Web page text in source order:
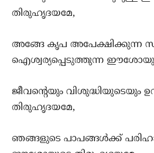
തിരുഹൃദയമേ,
അങ്ങേ കൃപ അപേക്ഷിക്കുന്ന
ഐശ്വര്യപ്പെടുത്തുന്ന
ജീവന്റെയും
തിരുഹൃദയമേ,
ഞങ്ങളുടെ പാപങ്ങള്‍ക്ക്